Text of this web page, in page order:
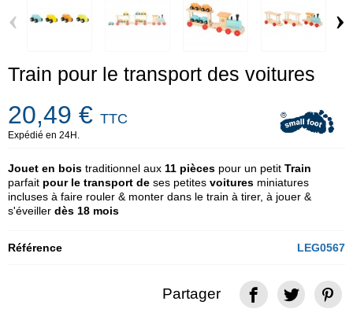
‹ ›
Train pour le transport des voitures
20,49 € TTC
Expédié en 24H.
Jouet en bois traditionnel aux 11 pièces pour un petit Train
parfait pour le transport de ses petites voitures miniatures
incluses à faire rouler & monter dans le train à tirer, à jouer &
s'éveiller dès 18 mois
Référence LEG0567
Partager